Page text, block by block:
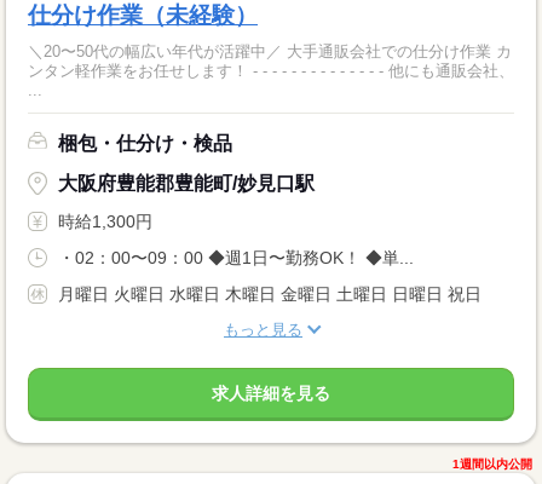
仕分け作業（未経験）
＼20〜50代の幅広い年代が活躍中／ 大手通販会社での仕分け作業 カ
ンタン軽作業をお任せします！ - - - - - - - - - - - - - - 他にも通販会社、
梱包・仕分け・検品
大阪府豊能郡豊能町/妙見口駅
時給1,300円
・02：00〜09：00 ◆週1日〜勤務OK！ ◆単...
月曜日 火曜日 水曜日 木曜日 金曜日 土曜日 日曜日 祝日
もっと見る
求人詳細を見る
1週間以内公開